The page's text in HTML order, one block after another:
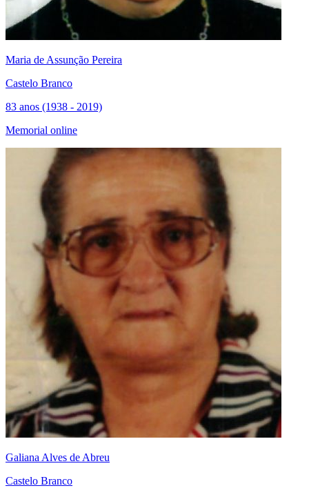
Maria de Assunção Pereira
Castelo Branco
83 anos (1938 - 2019)
Memorial online
Galiana Alves de Abreu
Castelo Branco